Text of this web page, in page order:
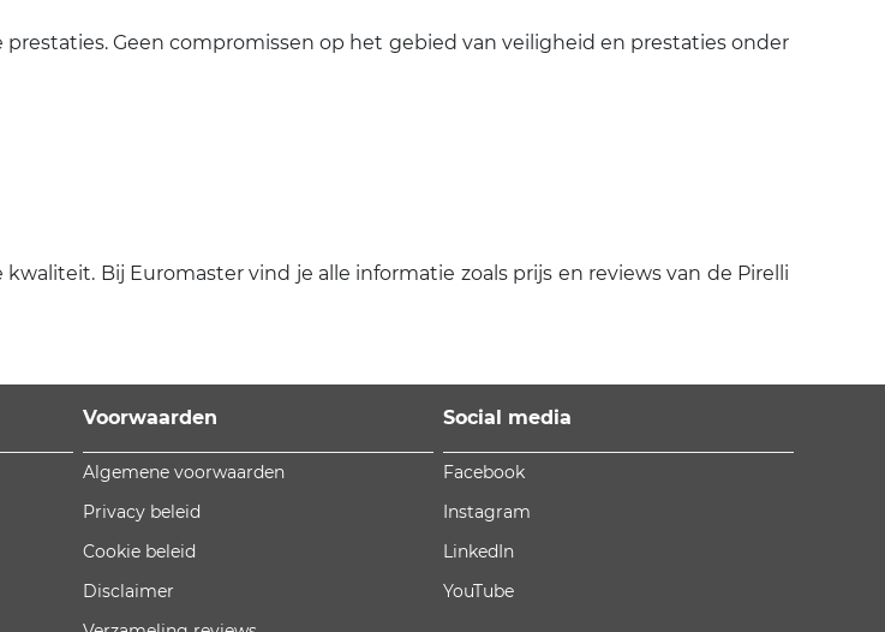
Geen compromissen op het gebied van veiligheid en prestaties onder
Bij Euromaster vind je alle informatie zoals prijs en reviews van de Pirelli
Voorwaarden
Algemene voorwaarden
Privacy beleid
Cookie beleid
Disclaimer
Social media
Facebook
Instagram
LinkedIn
YouTube